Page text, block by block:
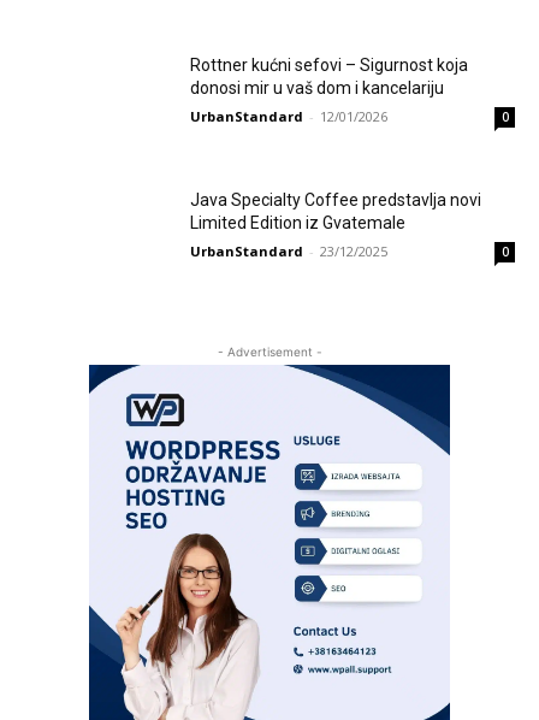
Rottner kućni sefovi – Sigurnost koja
donosi mir u vaš dom i kancelariju
UrbanStandard - 12/01/2026 0
Java Specialty Coffee predstavlja novi
Limited Edition iz Gvatemale
UrbanStandard - 23/12/2025 0
- Advertisement -